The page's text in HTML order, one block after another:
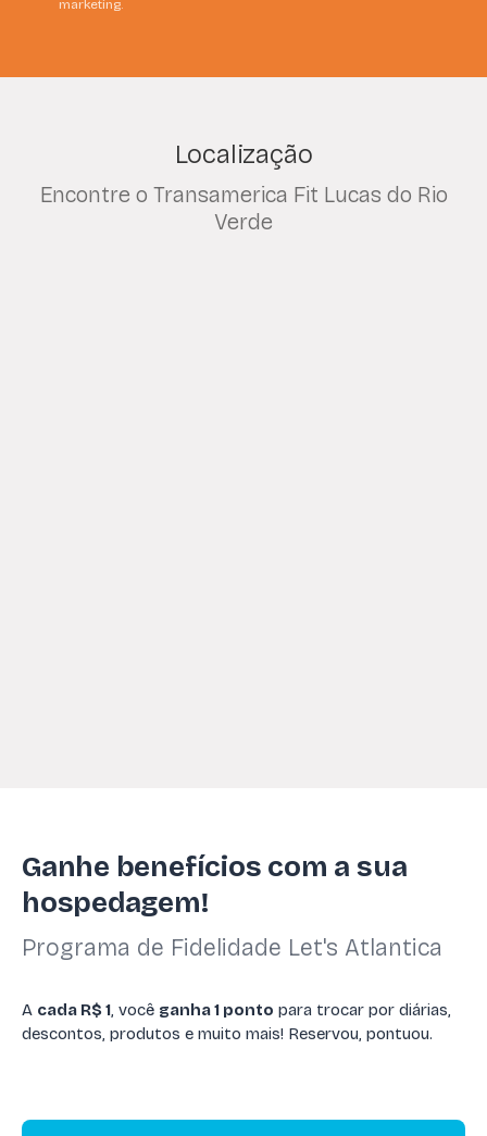
marketing.
Localização
Encontre o Transamerica Fit Lucas do Rio
Verde
Ganhe benefícios com a sua
hospedagem!
Programa de Fidelidade Let's Atlantica
A cada R$ 1, você ganha 1 ponto para trocar por diárias,
descontos, produtos e muito mais! Reservou, pontuou.